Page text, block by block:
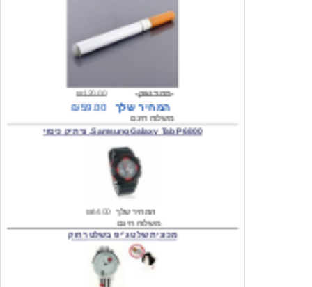
₪120.00
משלוח חינם
Samsung Galaxy Tab P6800, נרתיק כיסוי
המחיר שלך
משלוח חינם
₪300.00 מחיר שוק
₪159.00